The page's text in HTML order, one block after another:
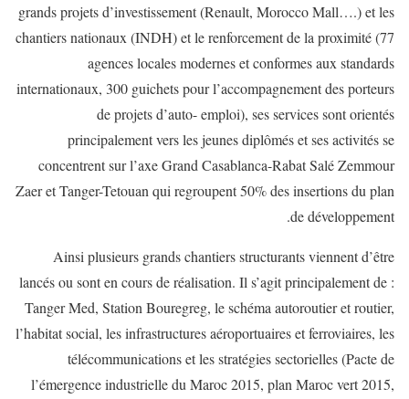
grands projets d’investissement (Renault, Morocco Mall….) et les
chantiers nationaux (INDH) et le renforcement de la proximité (77
agences locales modernes et conformes aux standards
internationaux, 300 guichets pour l’accompagnement des porteurs
de projets d’auto- emploi), ses services sont orientés
principalement vers les jeunes diplômés et ses activités se
concentrent sur l’axe Grand Casablanca-Rabat Salé Zemmour
Zaer et Tanger-Tetouan qui regroupent 50% des insertions du plan
de développement.
Ainsi plusieurs grands chantiers structurants viennent d’être
lancés ou sont en cours de réalisation. Il s’agit principalement de :
Tanger Med, Station Bouregreg, le schéma autoroutier et routier,
l’habitat social, les infrastructures aéroportuaires et ferroviaires, les
télécommunications et les stratégies sectorielles (Pacte de
l’émergence industrielle du Maroc 2015, plan Maroc vert 2015,